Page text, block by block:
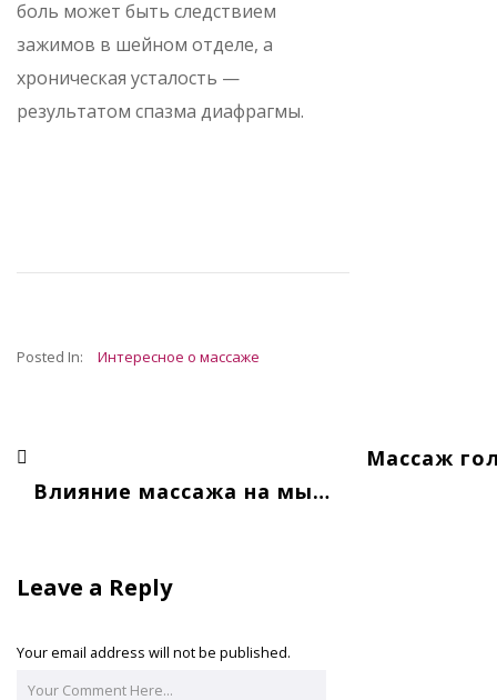
боль может быть следствием
зажимов в шейном отделе, а
хроническая усталость —
результатом спазма диафрагмы.
Posted In: Интересное о массаже
Влияние массажа на мышцы: здоровье, расслабление и восстановление
Leave a Reply
Your email address will not be published.